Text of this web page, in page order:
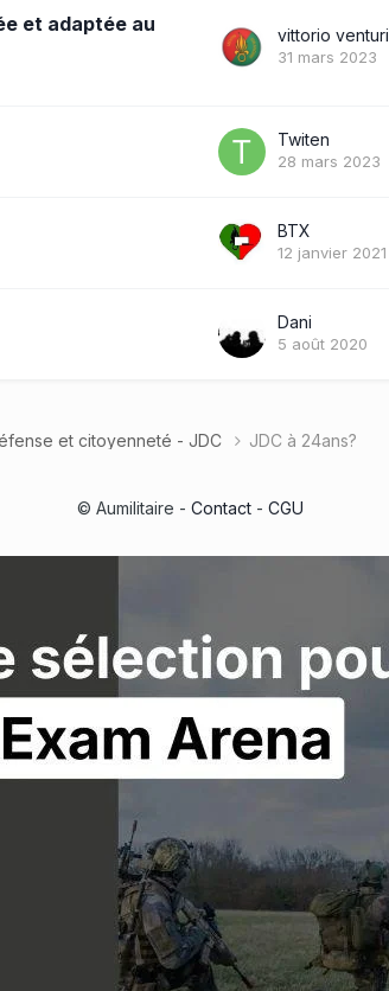
et adaptée au
vittorio venturi
31 mars 2023
Twiten
28 mars 2023
BTX
12 janvier 2021
Dani
5 août 2020
et citoyenneté - JDC JDC à 24ans?
© Aumilitaire - Contact- CGU